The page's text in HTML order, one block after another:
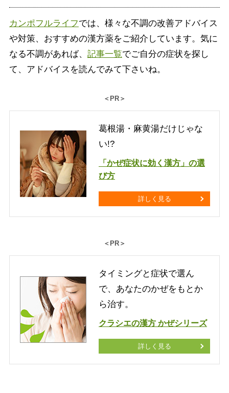
カンポフルライフでは、様々な不調の改善アドバイス
や対策、おすすめの漢方薬をご紹介しています。気に
なる不調があれば、 記事一覧でご自分の症状を探し
て、アドバイスを読んでみて下さいね。
＜PR＞
葛根湯・麻黄湯だけじゃな
い!?
「かぜ症状に効く漢方」の選
び方
詳しく見る
＜PR＞
タイミングと症状で選ん
で、あなたのかぜをもとか
ら治す。
クラシエの漢方 かぜシリーズ
詳しく見る